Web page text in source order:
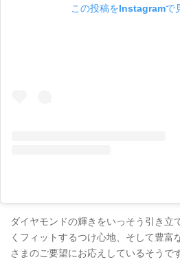
この投稿をInstagramで
ダイヤモンドの輝きをいっそう引き立
くフィットするつけ心地、そして豊富
さまのご要望にお応えしているそうで